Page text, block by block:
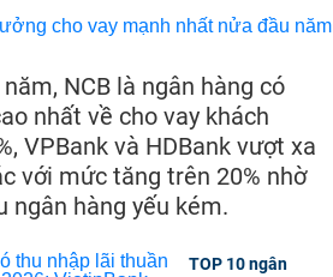
NCB là ngân hàng có
nhất về cho vay khách
VPBank và HDBank vượt xa
với mức tăng trên 20% nhờ
ngân hàng yếu kém.
TOP 10 ngân